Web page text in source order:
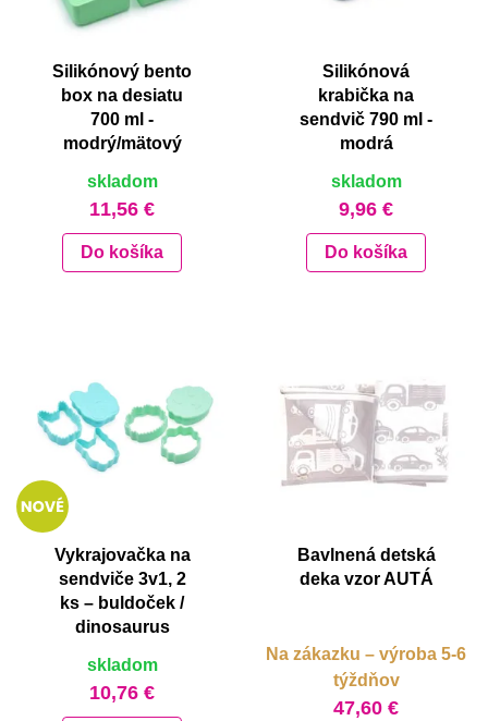
Silikónový bento
box na desiatu
700 ml -
modrý/mätový
skladom
11,56 €
Do košíka
Silikónová
krabička na
sendvič 790 ml -
modrá
skladom
9,96 €
Do košíka
Vykrajovačka na
sendviče 3v1, 2
ks – buldoček /
dinosaurus
skladom
10,76 €
Bavlnená detská
deka vzor AUTÁ
Na zákazku – výroba 5-6
týždňov
47,60 €